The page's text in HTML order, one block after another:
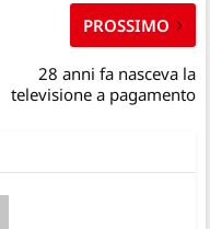
PROSSIMO
28 anni fa nasceva la
televisione a pagamento